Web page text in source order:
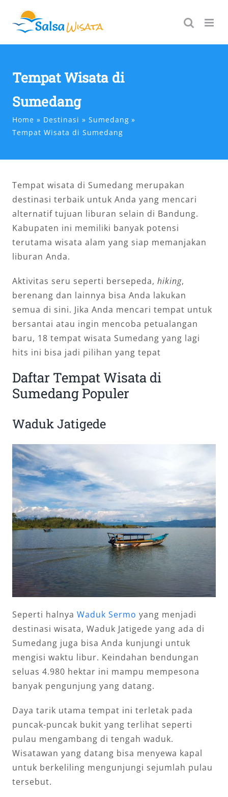
content
Tempat Wisata di
Sumedang
Home Destinasi
Sumedang
Tempat Wisata di Sumedang
Tempat wisata di Sumedang merupakan
destinasi terbaik untuk Anda yang mencari
alternatif tujuan liburan selain di Bandung.
Kabupaten ini memiliki banyak potensi
terutama wisata alam yang siap memanjakan
liburan Anda.
Aktivitas seru seperti bersepeda, hiking,
berenang dan lainnya bisa Anda lakukan
semua di sini. Jika Anda mencari tempat untuk
bersantai atau ingin mencoba petualangan
baru, 18 tempat wisata Sumedang yang lagi
hits ini bisa jadi pilihan yang tepat
Daftar Tempat Wisata di
Sumedang Populer
Waduk Jatigede
Seperti halnya Waduk Sermo yang menjadi
destinasi wisata, Waduk Jatigede yang ada di
Sumedang juga bisa Anda kunjungi untuk
mengisi waktu libur. Keindahan bendungan
seluas 4.980 hektar ini mampu mempesona
banyak pengunjung yang datang.
Daya tarik utama tempat ini terletak pada
puncak-puncak bukit yang terlihat seperti
pulau mengambang di tengah waduk.
Wisatawan yang datang bisa menyewa kapal
untuk berkeliling mengunjungi sejumlah pulau
tersebut.